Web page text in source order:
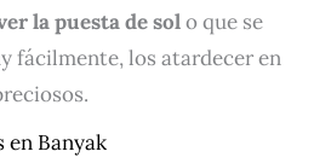
la puesta de solo que se
fácilmente, los atardecer en
en Banyak